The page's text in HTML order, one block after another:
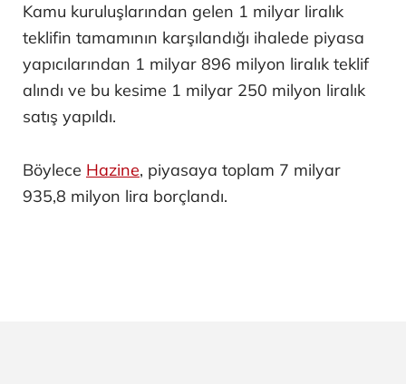
Kamu kuruluşlarından gelen 1 milyar liralık
teklifin tamamının karşılandığı ihalede piyasa
yapıcılarından 1 milyar 896 milyon liralık teklif
alındı ve bu kesime 1 milyar 250 milyon liralık
satış yapıldı.
Böylece Hazine, piyasaya toplam 7 milyar
935,8 milyon lira borçlandı.